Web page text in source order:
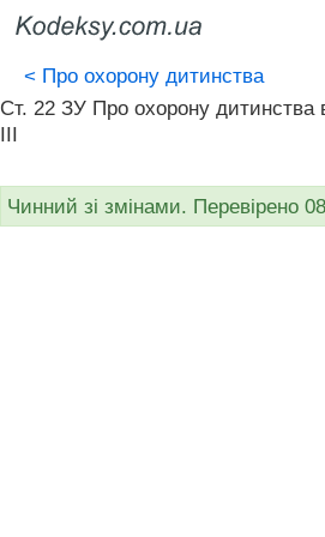
< Про охорону дитинства
Ст. 22 ЗУ Про охорону дитинства
III
Чинний зі змінами. Перевірено